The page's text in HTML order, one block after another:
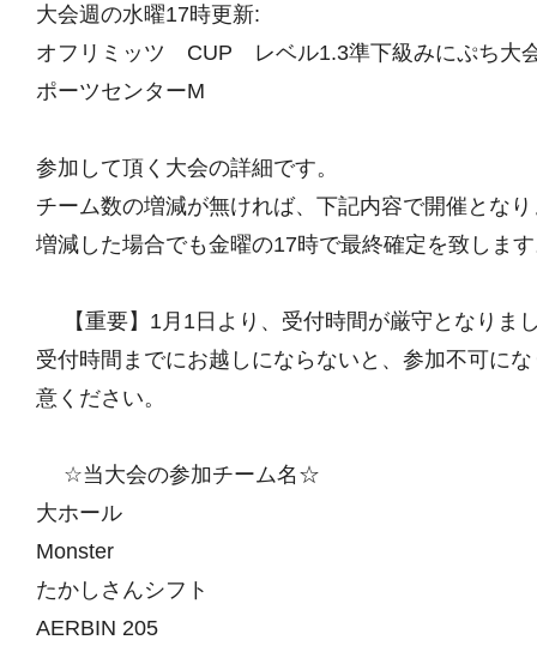
大会週の水曜17時更新:
オフリミッツ CUP レベル1.3準下級みにぷち大
ポーツセンターM
参加して頂く大会の詳細です。
チーム数の増減が無ければ、下記内容で開催とな
増減した場合でも金曜の17時で最終確定を致しま
【重要】1月1日より、受付時間が厳守となり
受付時間までにお越しにならないと、参加不可に
意ください。
☆当大会の参加チーム名☆
大ホール
Monster
たかしさんシフト
AERBIN 205